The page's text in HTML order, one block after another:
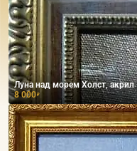
Луна над морем Холст, акрил
8 000₽